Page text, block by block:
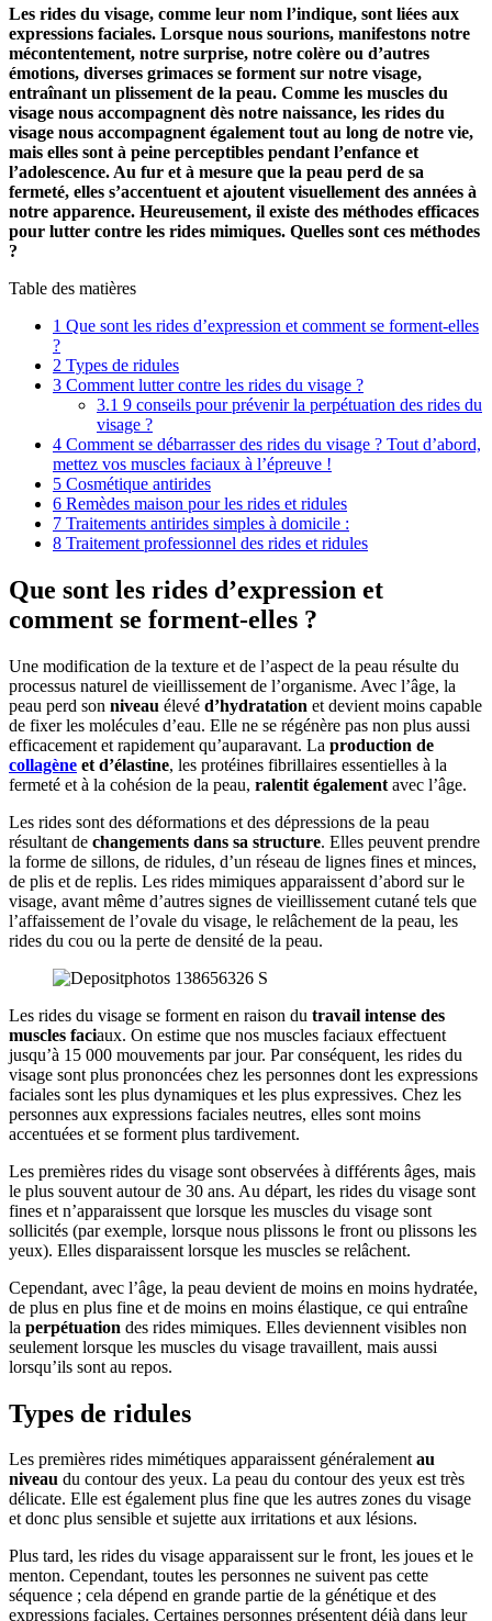
Les rides du visage, comme leur nom l’indique, sont liées aux
expressions faciales. Lorsque nous sourions, manifestons notre
mécontentement, notre surprise, notre colère ou d’autres
émotions, diverses grimaces se forment sur notre visage,
entraînant un plissement de la peau. Comme les muscles du
visage nous accompagnent dès notre naissance, les rides du
visage nous accompagnent également tout au long de notre vie,
mais elles sont à peine perceptibles pendant l’enfance et
l’adolescence. Au fur et à mesure que la peau perd de sa
fermeté, elles s’accentuent et ajoutent visuellement des années à
notre apparence. Heureusement, il existe des méthodes efficaces
pour lutter contre les rides mimiques. Quelles sont ces méthodes
?
Table des matières
1 Que sont les rides d’expression et comment se forment-elles
?
2 Types de ridules
3 Comment lutter contre les rides du visage ?
3.1 9 conseils pour prévenir la perpétuation des rides du
visage ?
4 Comment se débarrasser des rides du visage ? Tout d’abord,
mettez vos muscles faciaux à l’épreuve !
5 Cosmétique antirides
6 Remèdes maison pour les rides et ridules
7 Traitements antirides simples à domicile :
8 Traitement professionnel des rides et ridules
Que sont les rides d’expression et
comment se forment-elles ?
Une modification de la texture et de l’aspect de la peau résulte du
processus naturel de vieillissement de l’organisme. Avec l’âge, la
peau perd son niveau élevé d’hydratation et devient moins capable
de fixer les molécules d’eau. Elle ne se régénère pas non plus aussi
efficacement et rapidement qu’auparavant. La production de
collagène et d’élastine, les protéines fibrillaires essentielles à la
fermeté et à la cohésion de la peau, ralentit également avec l’âge.
Les rides sont des déformations et des dépressions de la peau
résultant de changements dans sa structure. Elles peuvent prendre
la forme de sillons, de ridules, d’un réseau de lignes fines et minces,
de plis et de replis. Les rides mimiques apparaissent d’abord sur le
visage, avant même d’autres signes de vieillissement cutané tels que
l’affaissement de l’ovale du visage, le relâchement de la peau, les
rides du cou ou la perte de densité de la peau.
Les rides du visage se forment en raison du travail intense des
muscles faciaux. On estime que nos muscles faciaux effectuent
jusqu’à 15 000 mouvements par jour. Par conséquent, les rides du
visage sont plus prononcées chez les personnes dont les expressions
faciales sont les plus dynamiques et les plus expressives. Chez les
personnes aux expressions faciales neutres, elles sont moins
accentuées et se forment plus tardivement.
Les premières rides du visage sont observées à différents âges, mais
le plus souvent autour de 30 ans. Au départ, les rides du visage sont
fines et n’apparaissent que lorsque les muscles du visage sont
sollicités (par exemple, lorsque nous plissons le front ou plissons les
yeux). Elles disparaissent lorsque les muscles se relâchent.
Cependant, avec l’âge, la peau devient de moins en moins hydratée,
de plus en plus fine et de moins en moins élastique, ce qui entraîne
la perpétuation des rides mimiques. Elles deviennent visibles non
seulement lorsque les muscles du visage travaillent, mais aussi
lorsqu’ils sont au repos.
Types de ridules
Les premières rides mimétiques apparaissent généralementau
niveau du contour des yeux. La peau du contour des yeux est très
délicate. Elle est également plus fine que les autres zones du visage
et donc plus sensible et sujette aux irritations et aux lésions.
Plus tard, les rides du visage apparaissent sur le front, les joues et le
menton. Cependant, toutes les personnes ne suivent pas cette
séquence ; cela dépend en grande partie de la génétique et des
expressions faciales. Certaines personnes présentent déjà dans leur